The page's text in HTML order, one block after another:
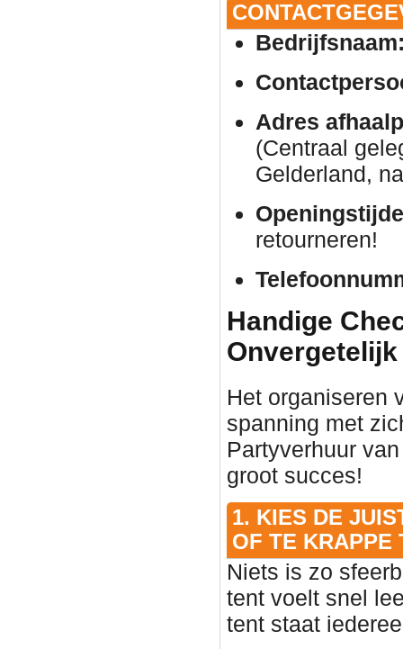
Adres
(Centraal
Gelderland,
retourneren!
Handige
Het organiseren
spanning met
Partyverhuur
groot succes!
1. KIES DE
OF TE KRAPPE
Niets is zo
tent voelt snel
tent staat